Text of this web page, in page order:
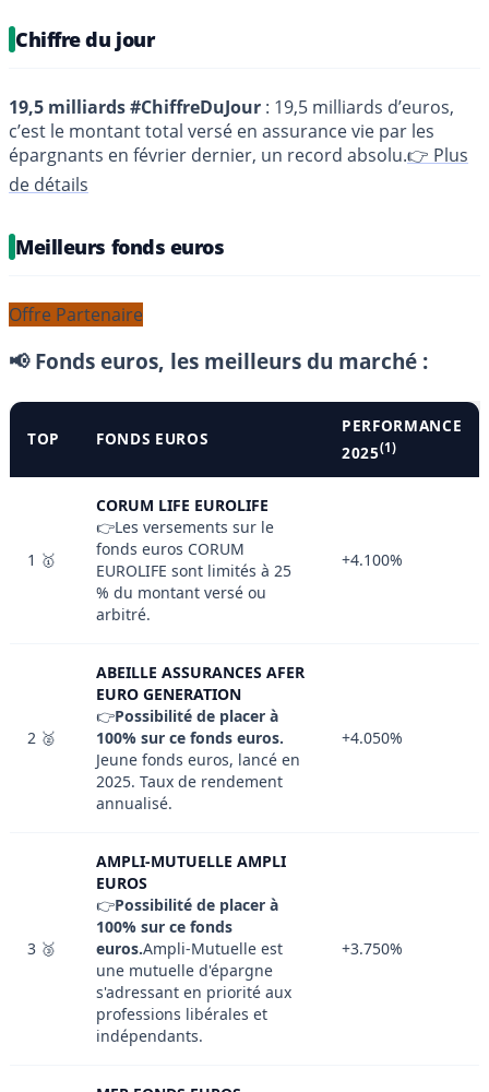
Chiffre du jour
19,5 milliards #ChiffreDuJour : 19,5 milliards d’euros,
c’est le montant total versé en assurance vie par les
épargnants en février dernier, un record absolu.👉 Plus
de détails
Meilleurs fonds euros
Offre Partenaire
📢 Fonds euros, les meilleurs du marché :
TOP FONDS EUROS
PERFORMANCE
2025(1)
1 🥇
CORUM LIFE EUROLIFE
👉Les versements sur le
fonds euros CORUM
EUROLIFE sont limités à 25
% du montant versé ou
arbitré.
+4.100%
2 🥈
ABEILLE ASSURANCES AFER
EURO GENERATION
👉Possibilité de placer à
100% sur ce fonds euros.
Jeune fonds euros, lancé en
2025. Taux de rendement
annualisé.
+4.050%
3 🥉
AMPLI-MUTUELLE AMPLI
EUROS
👉Possibilité de placer à
100% sur ce fonds
euros.Ampli-Mutuelle est
une mutuelle d'épargne
s'adressant en priorité aux
professions libérales et
indépendants.
+3.750%